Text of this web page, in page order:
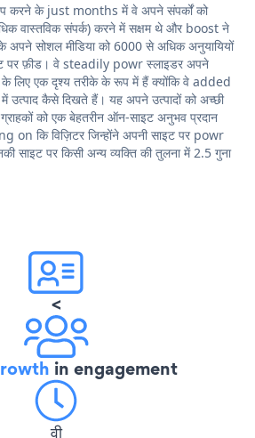
करने के just months में वे अपने संपर्कों को
वास्तविक संपर्क) करने में सक्षम थे और boost ने
सोशल मीडिया को 6000 से अधिक अनुयायियों
पर फ़ीड। वे steadily powr स्लाइडर अपने
के लिए एक दृश्य तरीके के रूप में हैं क्योंकि वे added
उत्पाद कैसे दिखते हैं। यह अपने उत्पादों को अच्छी
को एक बेहतरीन ऑन-साइट अनुभव प्रदान
on कि विज़िटर जिन्होंने अपनी साइट पर powr
साइट पर किसी अन्य व्यक्ति की तुलना में 2.5 गुना
<
in engagement
वी